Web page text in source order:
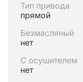
Тип привода
прямой
Безмасляный
нет
С осушителем
нет